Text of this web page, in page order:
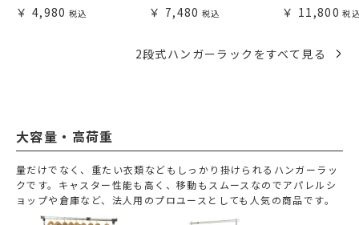
4,980 7,480 11,800
2段式ハンガーラックをすべて見る
大容量・高荷重
量だけでなく、重たい衣類などもしっかり掛けられるハンガーラッ
クです。キャスター性能も高く、移動もスムースなのでアパレルシ
ョップや倉庫など、法人用のプロユースとしても人気の商品です。